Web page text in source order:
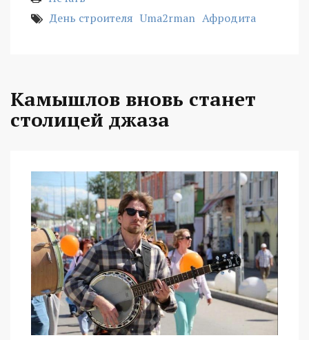
День строителя Uma2rman Афродита
Камышлов вновь станет
столицей джаза